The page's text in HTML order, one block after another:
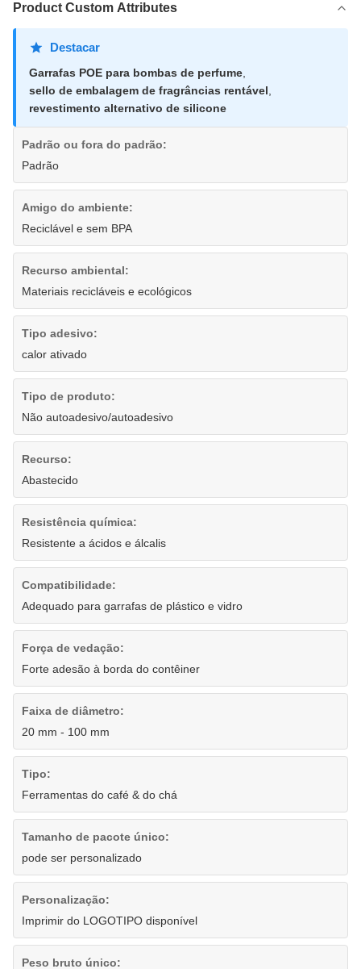
Product Custom Attributes
Destacar
Garrafas POE para bombas de perfume
sello de embalagem de fragrâncias rentável
revestimento alternativo de silicone
Padrão ou fora do padrão:
Padrão
Amigo do ambiente:
Reciclável e sem BPA
Recurso ambiental:
Materiais recicláveis ​​e ecológicos
Tipo adesivo:
calor ativado
Tipo de produto:
Não autoadesivo/autoadesivo
Recurso:
Abastecido
Resistência química:
Resistente a ácidos e álcalis
Compatibilidade:
Adequado para garrafas de plástico e vidro
Força de vedação:
Forte adesão à borda do contêiner
Faixa de diâmetro:
20 mm - 100 mm
Tipo:
Ferramentas do café & do chá
Tamanho de pacote único:
pode ser personalizado
Personalização:
Imprimir do LOGOTIPO disponível
Peso bruto único: